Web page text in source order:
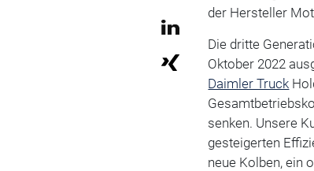
der Hersteller
Die dritte
Oktober 2022
Daimler Truck
senken. Unsere
gesteigerten
neue Kolben, ein